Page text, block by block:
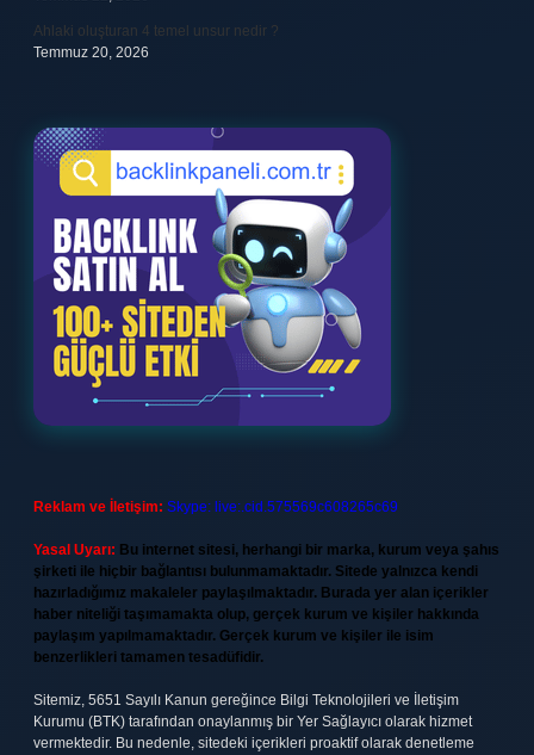
Ahlaki oluşturan 4 temel unsur nedir ?
Temmuz 20, 2026
Reklam ve İletişim: Skype: live:.cid.575569c608265c69
Yasal Uyarı: Bu internet sitesi, herhangi bir marka, kurum veya şahıs
şirketi ile hiçbir bağlantısı bulunmamaktadır. Sitede yalnızca kendi
hazırladığımız makaleler paylaşılmaktadır. Burada yer alan içerikler
haber niteliği taşımamakta olup, gerçek kurum ve kişiler hakkında
paylaşım yapılmamaktadır. Gerçek kurum ve kişiler ile isim
benzerlikleri tamamen tesadüfidir.
Sitemiz, 5651 Sayılı Kanun gereğince Bilgi Teknolojileri ve İletişim
Kurumu (BTK) tarafından onaylanmış bir Yer Sağlayıcı olarak hizmet
vermektedir. Bu nedenle, sitedeki içerikleri proaktif olarak denetleme